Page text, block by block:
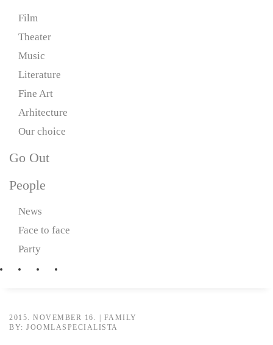
Film
Theater
Music
Literature
Fine Art
Arhitecture
Our choice
Go Out
People
News
Face to face
Party
2015. NOVEMBER 16.
FAMILY
BY: JOOMLASPECIALISTA